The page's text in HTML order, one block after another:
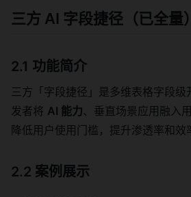
三方 AI 字段捷径（已全量）
2.1 功能简介
三方「字段捷径」是多维表格字段级
发者将 AI 能力、垂直场景应用融入
降低用户使用门槛，提升渗透率和效
2.2 案例展示